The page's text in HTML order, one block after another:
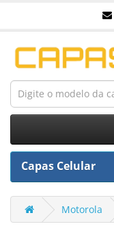
Capas Celular
Motorola